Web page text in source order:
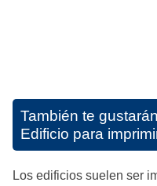
También te
Edificio para
Los edificios suelen ser